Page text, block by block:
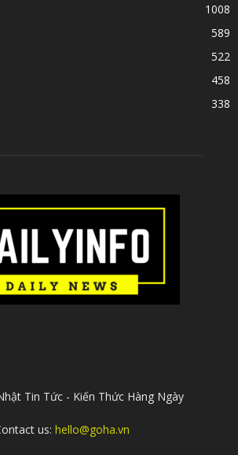
1008
589
522
458
338
Tin Tức - Kiến Thức Hàng Ngày
us: hello@goha.vn